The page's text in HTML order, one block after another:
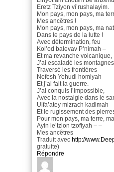
Eretz Tziyon vi’rushalayim.
Mon pays, mon pays, ma
Mes ancêtres !
Mon pays, mon pays, ma
Dans le pays de la lutte !
Avec détermination, feu
Kol’od balevav P’nimah –
Et ma revanche volcanique,
J’ai escaladé les
Traversé les frontières
Nefesh Yehudi homiyah
Et j’ai fait la guerre.
J’ai conquis l’impossible,
Avec la nostalgie dans le
Ulfa’atey mizrach kadimah
Et le rugissement des
Pour mon pays, ma terre,
Ayin le’tzion tzofiyah – –
Mes ancêtres
Traduit avec http://
gratuite)
Répondre